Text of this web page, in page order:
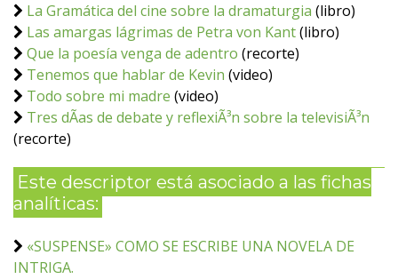
La Gramática del cine sobre la dramaturgia (libro)
Las amargas lágrimas de Petra von Kant(libro)
Que la poesía venga de adentro (recorte)
Tenemos que hablar de Kevin (video)
Todo sobre mi madre (video)
Tres dÃ­as de debate y reflexiÃ³n sobre la televisiÃ³n
(recorte)
Este descriptor está asociado a las fichas
analíticas:
«SUSPENSE» COMO SE ESCRIBE UNA NOVELA DE
INTRIGA.